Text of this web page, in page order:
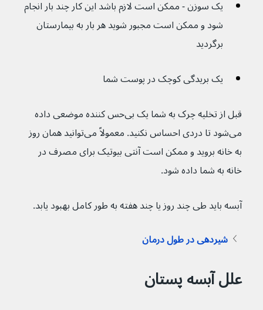
یک سوزن - ممکن است لازم باشد این کار چند بار انجام
شود و ممکن است مجبور شوید هر بار به بیمارستان
برگردید
یک بریدگی کوچک در پوست شما
قبل از تخلیه چرک به شما یک بی‌حس کننده موضعی داده
می‌شود تا دردی احساس نکنید. معمولاً می‌توانید همان روز
به خانه بروید و ممکن است آنتی بیوتیک برای مصرف در
خانه به شما داده شود.
آبسه باید طی چند روز یا چند هفته به طور کامل بهبود یابد.
شیردهی در طول درمان
علل آبسه پستان